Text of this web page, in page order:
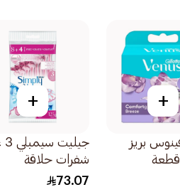
+
بريز
+
شفرات حلاقة
للاستخدام مرة
73.07